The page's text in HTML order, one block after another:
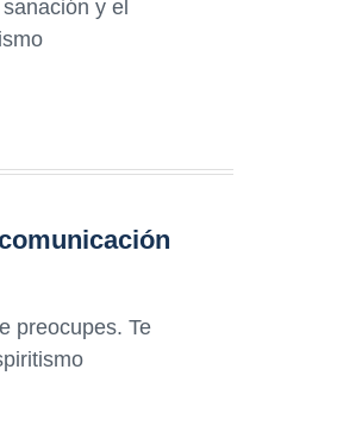
y el
preocupes. Te